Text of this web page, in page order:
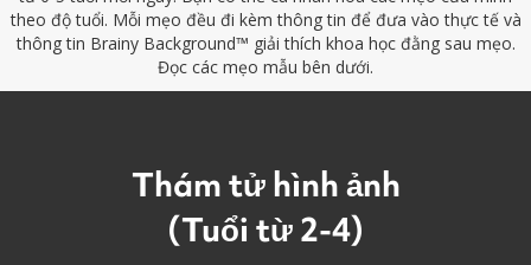
theo độ tuổi. Mỗi mẹo đều đi kèm thông tin để đưa vào thực tế và
thông tin Brainy Background™ giải thích khoa học đằng sau mẹo.
Đọc các mẹo mẫu bên dưới.
Thám tử hình ảnh
(Tuổi từ 2-4)